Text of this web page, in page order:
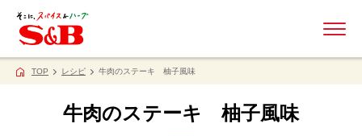
TOP レシピ 牛肉のステーキ 柚子風味
牛肉のステーキ 柚子風味